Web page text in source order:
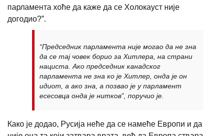
парламента хоће да каже да се Холокауст није
догодио?”.
“Председник парламента није могао да не зна
да се тај човек борио за Хитлера, на страни
нациста. Ако председник канадског
парламента не зна ко је Хитлер, онда је он
идиот, а ако зна, а позвао је у парламент
есесовца онда је нитков”, поручио је.
Како је додао, Русија неће да се намеће Европи и да